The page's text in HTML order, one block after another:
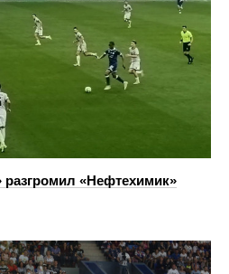
«Нефтехимик»